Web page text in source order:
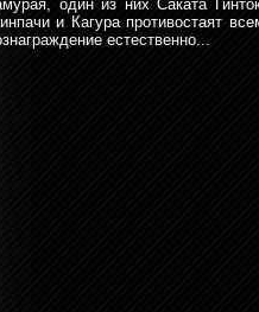
один из них Саката
и Кагура противостаят
естественно...